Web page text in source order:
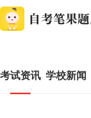
考试资讯 学校新闻